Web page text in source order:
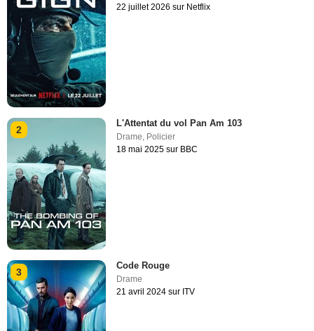
22 juillet 2026 sur Netflix
2
L'Attentat du vol Pan Am 103
Drame, Policier
18 mai 2025 sur BBC
3
Code Rouge
Drame
21 avril 2024 sur ITV